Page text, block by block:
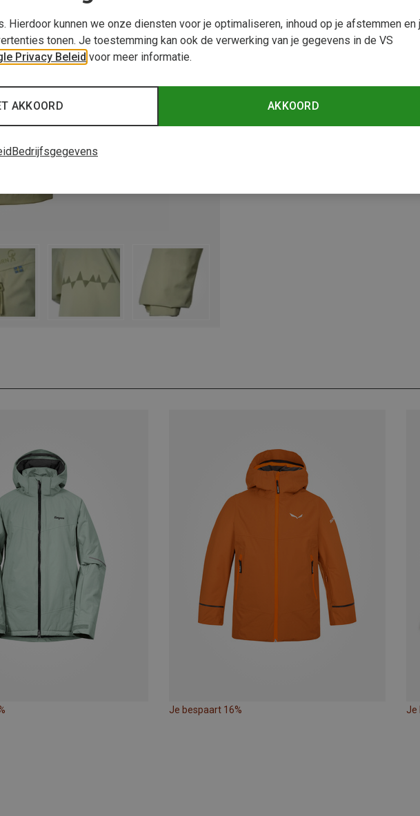
Je bespaart 16% Je
Hierdoor kunnen we onze diensten voor je optimaliseren, inhoud op je afstemmen en
tonen. Je toestemming kan ook de verwerking van je gegevens in de VS
Privacy Beleid voor meer informatie.
AKKOORD
AKKOORD
Bedrijfsgegevens